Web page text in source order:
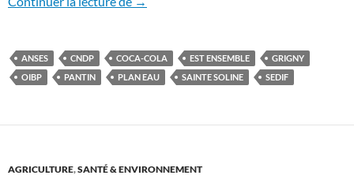
ANSES CNDP COCA-COLA EST ENSEMBLE
GRIGNY
OIBP
PANTIN PLAN EAU SAINTE SOLINE SEDIF
AGRICULTURE,SANTÉ & ENVIRONNEMENT